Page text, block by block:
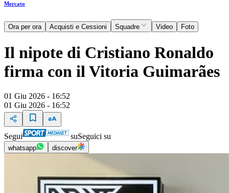
Mercato
Ora per ora Acquisti e Cessioni Squadre Video Foto
Il nipote di Cristiano Ronaldo
firma con il Vitoria Guimarães
01 Giu 2026 - 16:52
01 Giu 2026 - 16:52
Segui suSeguici su
whatsapp discover